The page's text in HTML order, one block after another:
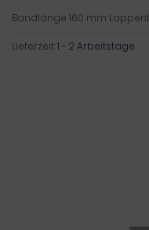
Bandlänge 160 mm
Lieferzeit:1 - 2 Arbeitstage